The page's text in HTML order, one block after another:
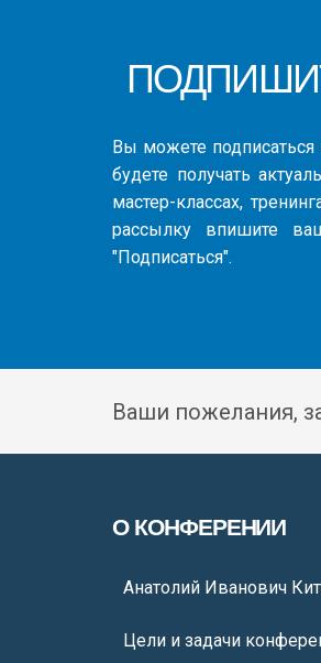
Вы можете
будете получать
мастер-классах,
рассылку впишите
"Подписаться".
Ваши пожелания,
О КОНФЕРЕНИИ
Анатолий Иванович
Цели и задачи